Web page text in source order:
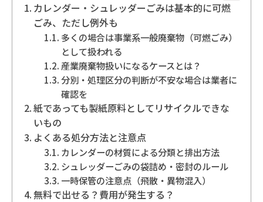
カレンダー・シュレッダーごみは基本的に可燃
ごみ、ただし例外も
多くの場合は事業系一般廃棄物（可燃ごみ）
として扱われる
産業廃棄物扱いになるケースとは？
分別・処理区分の判断が不安な場合は業者に
確認を
紙であっても製紙原料としてリサイクルできな
いもの
よくある処分方法と注意点
カレンダーの材質による分類と排出方法
シュレッダーごみの袋詰め・密封のルール
一時保管の注意点（飛散・異物混入）
無料で出せる？費用が発生する？